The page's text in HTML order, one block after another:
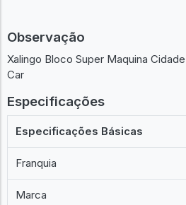
Observação
Xalingo Bloco Super Maquina
Car
Especificações
Especificações Básicas
Franquia
Marca